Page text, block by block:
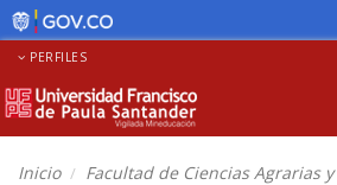
PERFILES
Inicio
Facultad de Ciencias Agrarias